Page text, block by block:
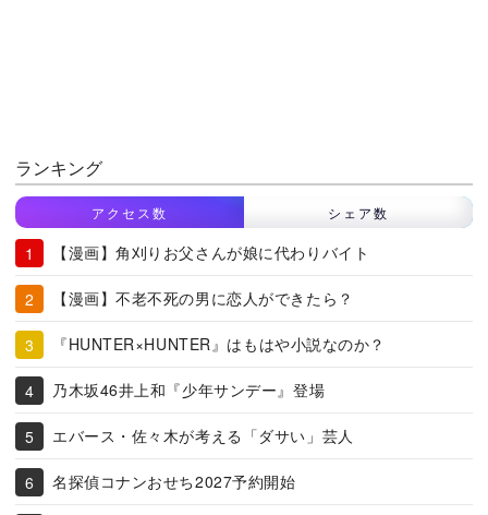
ランキング
アクセス数 シェア数
【漫画】角刈りお父さんが娘に代わりバイト
【漫画】不老不死の男に恋人ができたら？
『HUNTER×HUNTER』はもはや小説なのか？
乃木坂46井上和『少年サンデー』登場
エバース・佐々木が考える「ダサい」芸人
名探偵コナンおせち2027予約開始